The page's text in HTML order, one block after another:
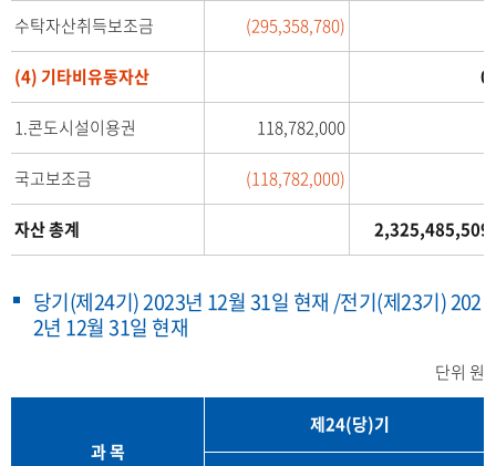
포
함
한
표
수탁자산취득보조금 (295,358,780)
(4) 기타비유동자산 0
1.콘도시설이용권 118,782,000
국고보조금 (118,782,000)
자산 총계 2,325,485,509
당기(제24기) 2023년 12월 31일 현재 /전기(제23기) 202
2년 12월 31일 현재
단위 원
과 목
제24(당)기